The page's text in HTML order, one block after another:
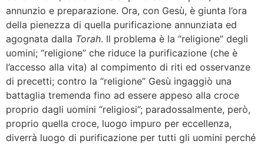
annunzio e preparazione. Ora, con Gesù, è giunta l’ora
della pienezza di quella purificazione annunziata ed
agognata dalla Torah. Il problema è la “religione” degli
uomini; “religione” che riduce la purificazione (che è
l’accesso alla vita) al compimento di riti ed osservanze
di precetti; contro la “religione” Gesù ingaggiò una
battaglia tremenda fino ad essere appeso alla croce
proprio dagli uomini “religiosi”; paradossalmente, però,
proprio quella croce, luogo impuro per eccellenza,
diverrà luogo di purificazione per tutti gli uomini perché